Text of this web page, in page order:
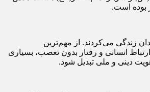
بوده است.
زندگی می‌کردند. از مهم‌ترین
انسانی و رفتار بدون تعصب، بسیاری
دینی و ملی تبدیل شود.